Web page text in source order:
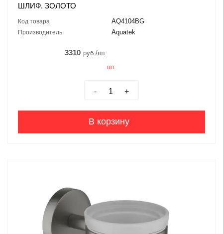
ШЛИФ. ЗОЛОТО
Код товара AQ4104BG
Производитель Aquatek
3310 руб./шт.
шт.
- +
В корзину